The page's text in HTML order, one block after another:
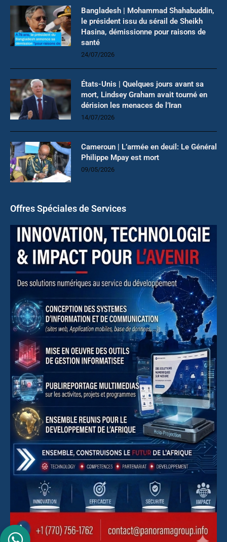
Bangladesh | Mohammad Shahabuddin,
le président issu du sérail de Sheikh
Hasina, démissionne pour raisons de
santé
24/07/2026
États-Unis | Quelques jours avant sa
mort, Lindsey Graham avait tourné en
dérision les menaces de l’Iran
14/07/2026
Cameroun | L’armée en deuil: Le Général
Philippe Mpay est mort
09/05/2026
Offres Spéciales de Services